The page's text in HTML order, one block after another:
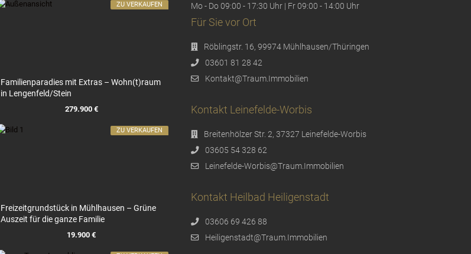
Familienparadies mit Extras – Wohn(t)raum
in Lengenfeld/Stein
279.900 €
ZU VERKAUFEN
Freizeitgrundstück in Mühlhausen – Grüne
Auszeit für die ganze Familie
19.900 €
ZU VERKAUFEN
Mo - Do 09:00 - 17:30 Uhr | Fr 09:00 - 14:00 Uhr
Für Sie vor Ort
Röblingstr. 16, 99974 Mühlhausen/Thüringen
03601 81 28 42
Kontakt@Traum.Immobilien
Kontakt Leinefelde-Worbis
Breitenhölzer Str. 2, 37327 Leinefelde-Worbis
03605 54 328 62
Leinefelde-Worbis@Traum.Immobilien
Kontakt Heilbad Heiligenstadt
03606 69 426 88
Heiligenstadt@Traum.Immobilien